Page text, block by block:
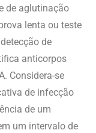
de aglutinação
lenta ou teste
de
anticorpos
Considera-se
de infecção
de um
um intervalo de